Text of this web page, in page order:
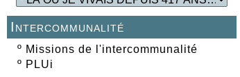
Intercommunalité
º Missions de l'intercommunalité
º PLUi